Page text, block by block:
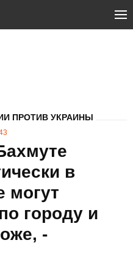
ПРОТИВ УКРАИНЫ
в
могут
городу и
-